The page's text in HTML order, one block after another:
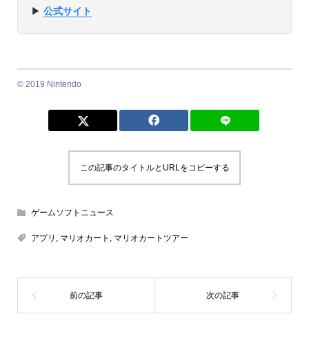
▶︎ 公式サイト
© 2019 Nintendo
この記事のタイトルとURLをコピーする
ゲームソフトニュース
アプリ マリオカート マリオカートツアー